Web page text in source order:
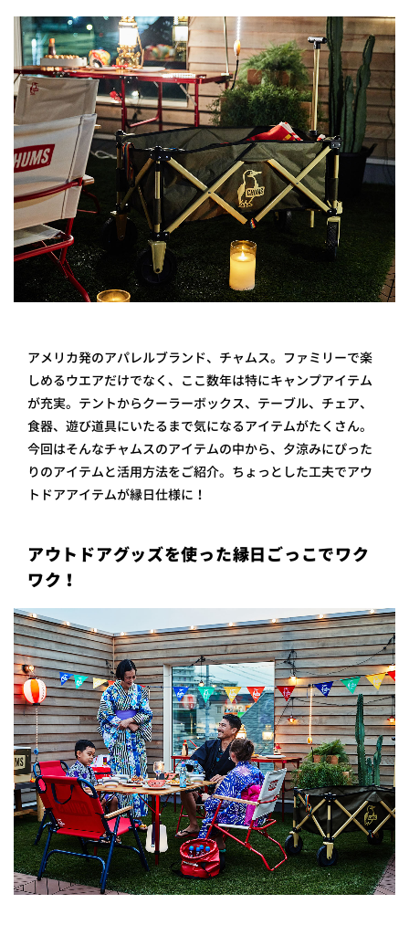
アメリカ発のアパレルブランド、チャムス。ファミリーで楽
しめるウエアだけでなく、ここ数年は特にキャンプアイテム
が充実。テントからクーラーボックス、テーブル、チェア、
食器、遊び道具にいたるまで気になるアイテムがたくさん。
今回はそんなチャムスのアイテムの中から、夕涼みにぴった
りのアイテムと活用方法をご紹介。ちょっとした工夫でアウ
トドアアイテムが縁日仕様に！
アウトドアグッズを使った縁日ごっこでワク
ワク！